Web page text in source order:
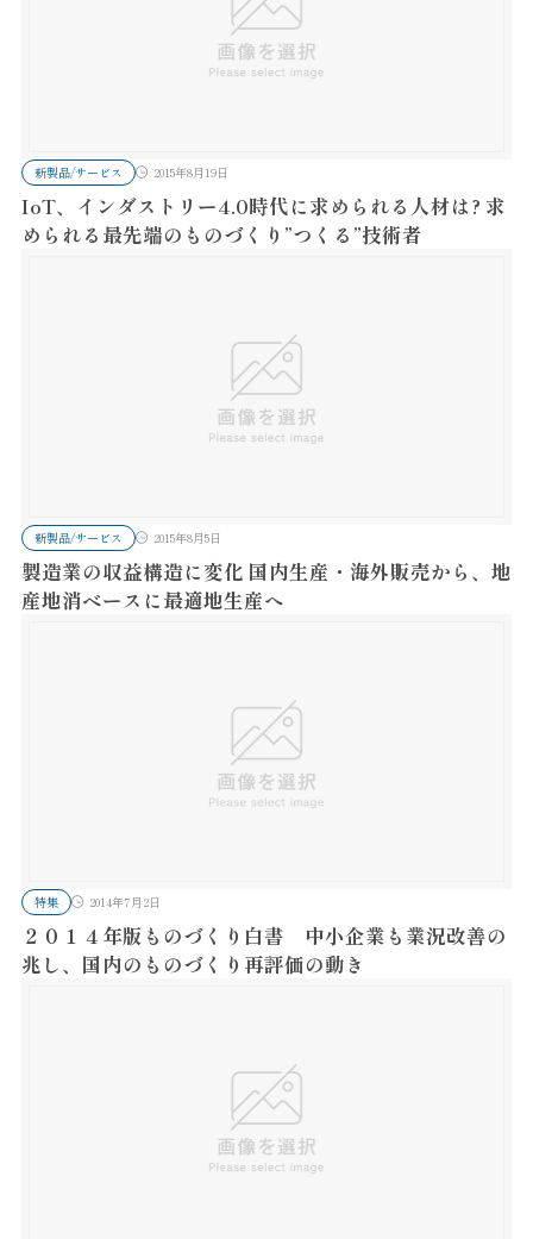
新製品/サービス 2015年8月19日
IoT、インダストリー4.0時代に求められる人材は? 求
められる最先端のものづくり”つくる”技術者
新製品/サービス 2015年8月5日
製造業の収益構造に変化 国内生産・海外販売から、地
産地消ベースに最適地生産へ
特集 2014年7月2日
２０１４年版ものづくり白書 中小企業も業況改善の
兆し、国内のものづくり再評価の動き